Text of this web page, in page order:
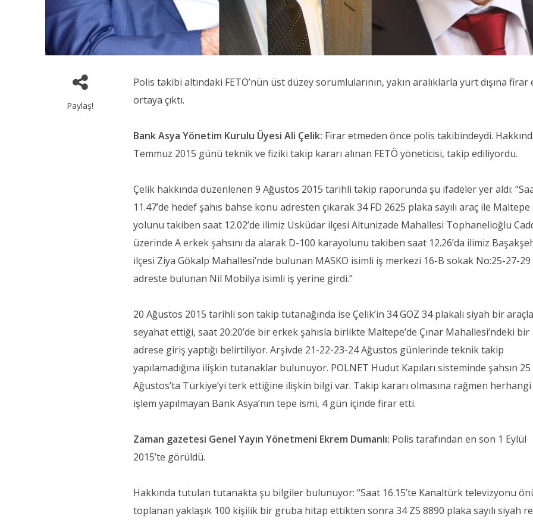
Paylaş!
Polis takibi altındaki FETÖ’nün üst düzey sorumlularının, yakın aralıklarla yurt dışına
ortaya çıktı.
Bank Asya Yönetim Kurulu Üyesi Ali Çelik: Firar etmeden önce polis takibindeydi.
Temmuz 2015 günü teknik ve fiziki takip kararı alınan FETÖ yöneticisi, takip ediliyordu.
Çelik hakkında düzenlenen 9 Ağustos 2015 tarihli takip raporunda şu ifadeler yer aldı:
11.47’de hedef şahıs bahse konu adresten çıkarak 34 FD 2625 plaka sayılı araç ile
yolunu takiben saat 12.02’de ilimiz Üsküdar ilçesi Altunizade Mahallesi Tophanelioğlu
üzerinde A erkek şahsını da alarak D-100 karayolunu takiben saat 12.26’da ilimiz
ilçesi Ziya Gökalp Mahallesi’nde bulunan MASKO isimli iş merkezi 16-B sokak No:25-27-29
adreste bulunan Nil Mobilya isimli iş yerine girdi.”
20 Ağustos 2015 tarihli son takip tutanağında ise Çelik’in 34 GOZ 34 plakalı siyah bir
seyahat ettiği, saat 20:20’de bir erkek şahısla birlikte Maltepe’de Çınar Mahallesi’ndeki bir
adrese giriş yaptığı belirtiliyor. Arşivde 21-22-23-24 Ağustos günlerinde teknik takip
yapılamadığına ilişkin tutanaklar bulunuyor. POLNET Hudut Kapıları sisteminde şahsın 25
Ağustos’ta Türkiye’yi terk ettiğine ilişkin bilgi var. Takip kararı olmasına rağmen
işlem yapılmayan Bank Asya’nın tepe ismi, 4 gün içinde firar etti.
Zaman gazetesi Genel Yayın Yönetmeni Ekrem Dumanlı: Polis tarafından en son 1 Eylül
2015’te görüldü.
Hakkında tutulan tutanakta şu bilgiler bulunuyor: “Saat 16.15’te Kanaltürk televizyonu
toplanan yaklaşık 100 kişilik bir gruba hitap ettikten sonra 34 ZS 8890 plaka sayılı siyah